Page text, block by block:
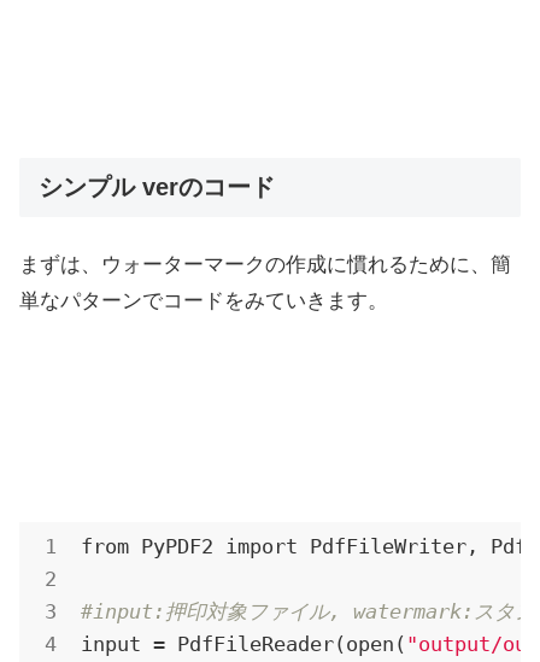
シンプル verのコード
まずは、ウォーターマークの作成に慣れるために、簡
単なパターンでコードをみていきます。
from PyPDF2 import PdfFileWriter,
#input:押印対象ファイル, watermark:スタン
input = PdfFileReader(open( "output/